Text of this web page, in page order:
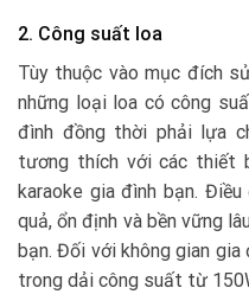
2. Công suất loa
Tùy thuộc vào mục đích
những loại loa có công
đình đồng thời phải lựa
tương thích với các thiết
karaoke gia đình bạn.
quả, ổn định và bền vững
bạn. Đối với không gian
trong dải công suất từ